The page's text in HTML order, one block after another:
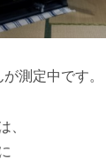
測定中です。
、